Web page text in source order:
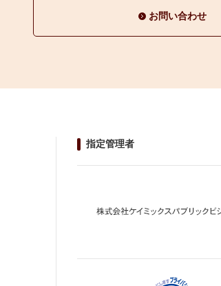
お問い合わせ
指定管理者